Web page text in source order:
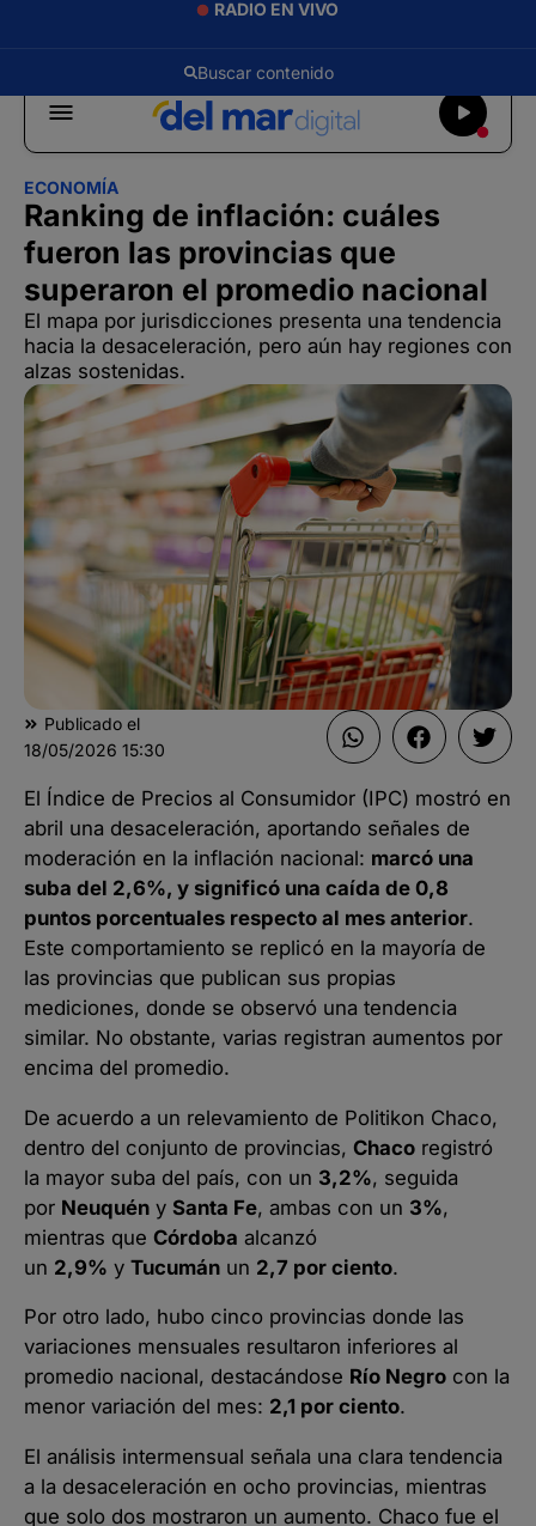
RADIO EN VIVO
ECONOMÍA
Ranking de inflación: cuáles
fueron las provincias que
superaron el promedio nacional
El mapa por jurisdicciones presenta una tendencia
hacia la desaceleración, pero aún hay regiones con
alzas sostenidas.
Publicado el
18/05/2026 15:30
El Índice de Precios al Consumidor (IPC) mostró en
abril una desaceleración, aportando señales de
moderación en la inflación nacional: marcó una
suba del 2,6%, y significó una caída de 0,8
puntos porcentuales respecto al mes anterior.
Este comportamiento se replicó en la mayoría de
las provincias que publican sus propias
mediciones, donde se observó una tendencia
similar. No obstante, varias registran aumentos por
encima del promedio.
De acuerdo a un relevamiento de Politikon Chaco,
dentro del conjunto de provincias, Chaco registró
la mayor suba del país, con un 3,2%, seguida
por Neuquén y Santa Fe, ambas con un 3%,
mientras que Córdoba alcanzó
un 2,9% y Tucumán un 2,7 por ciento.
Por otro lado, hubo cinco provincias donde las
variaciones mensuales resultaron inferiores al
promedio nacional, destacándose Río Negro con la
menor variación del mes: 2,1 por ciento.
El análisis intermensual señala una clara tendencia
a la desaceleración en ocho provincias, mientras
que solo dos mostraron un aumento. Chaco fue el